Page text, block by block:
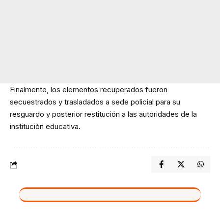
Finalmente, los elementos recuperados fueron
secuestrados y trasladados a sede policial para su
resguardo y posterior restitución a las autoridades de la
institución educativa.
VIVO